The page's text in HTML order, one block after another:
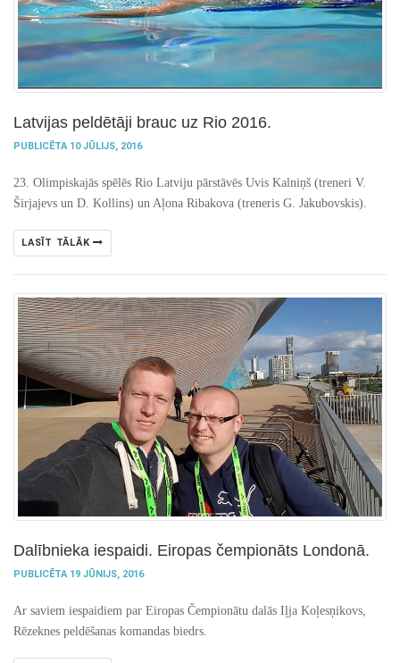
Latvijas peldētāji brauc uz Rio 2016.
PUBLICĒTA 10 JŪLIJS, 2016
23. Olimpiskajās spēlēs Rio Latviju pārstāvēs Uvis Kalniņš (treneri V.
Širjajevs un D. Kollins) un Aļona Ribakova (treneris G. Jakubovskis).
LASĪT TĀLĀK
Dalībnieka iespaidi. Eiropas čempionāts Londonā.
PUBLICĒTA 19 JŪNIJS, 2016
Ar saviem iespaidiem par Eiropas Čempionātu dalās Iļja Koļesņikovs,
Rēzeknes peldēšanas komandas biedrs.